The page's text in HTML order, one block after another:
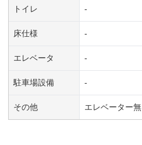
トイレ -
床仕様 -
エレベータ -
駐車場設備 -
その他 エレベーター無